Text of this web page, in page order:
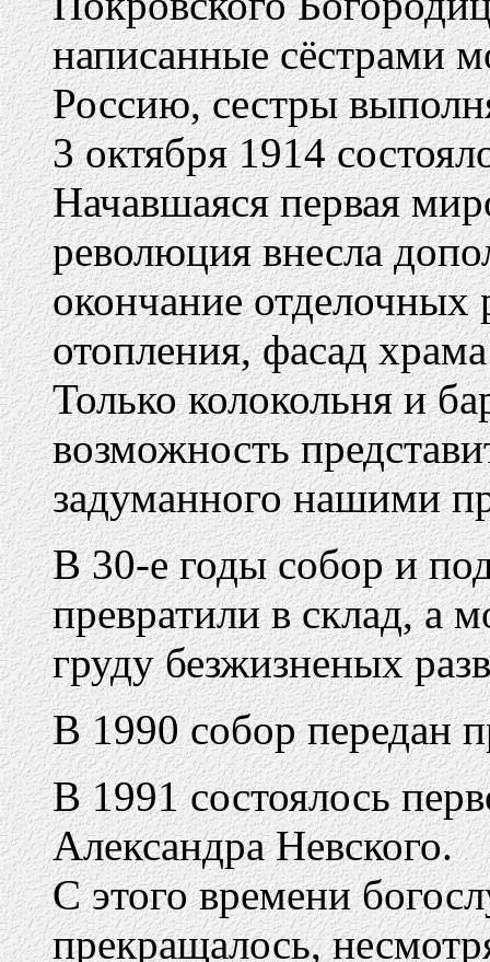
написанные сёстрами
Россию, сестры
3 октября 1914
Начавшаяся первая
революция внесла
окончание отделочных
отопления, фасад
Только колокольня и
возможность
задуманного нашими
В 30-е годы собор и
превратили в склад, а
груду безжизненых
В 1990 собор передан
В 1991 состоялось
Александра Невского.
С этого времени
прекращалось,